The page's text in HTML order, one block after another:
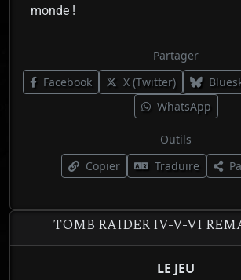
TOMB RAIDER IV-V-VI
LE JEU
monde !
Partager
Facebook
X (Twitter)
WhatsApp
Outils
Copier
Traduire